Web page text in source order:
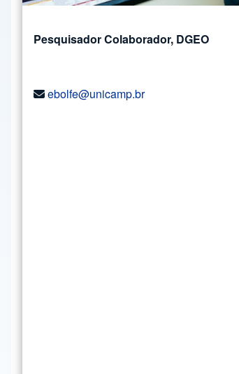
Pesquisador Colaborador, DGEO
ebolfe@unicamp.br